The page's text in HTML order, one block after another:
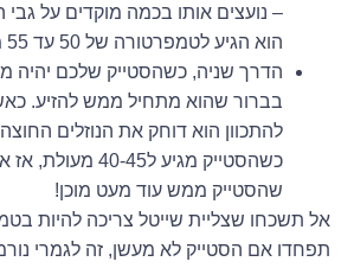
– נועצים אותו בכמה מוקדים על
הוא הגיע לטמפרטורה של 50 עד 55 מעלות.
הדרך שניה, כשהסטייק שלכם יהיה
בברור שהוא מתחיל ממש להזיע.
להתכוון הוא דוחק את הנוזלים
כשהסטייק מגיע ל40-
שהסטייק ממש עוד מעט מוכן!
אל תשכחו שצליית שייטל צריכה להיות
תפחדו אם הסטייק לא מעשן, זה לגמרי